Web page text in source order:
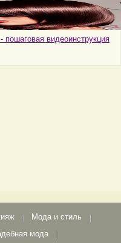
пошаговая видеоинструкция
Мода и стиль
мода